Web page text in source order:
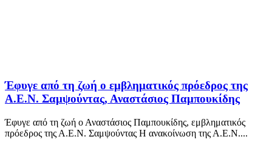
Έφυγε από τη ζωή ο εμβληματικός πρόεδρος της
Α.Ε.Ν. Σαμψούντας, Αναστάσιος Παμπουκίδης
Έφυγε από τη ζωή ο Αναστάσιος Παμπουκίδης, εμβληματικός
πρόεδρος της Α.Ε.Ν. Σαμψούντας Η ανακοίνωση της Α.Ε.Ν....